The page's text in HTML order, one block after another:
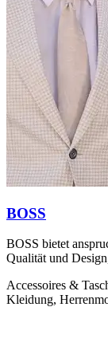
BOSS
BOSS bietet
Qualität und
Accessoires &
Kleidung,